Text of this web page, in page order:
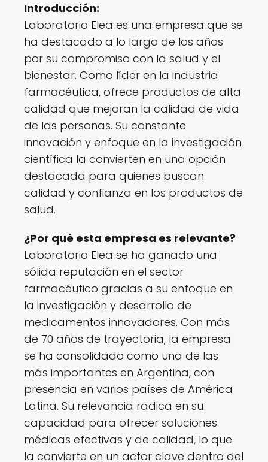
Introducción:
Laboratorio Elea es una empresa que se
ha destacado a lo largo de los años
por su compromiso con la salud y el
bienestar. Como líder en la industria
farmacéutica, ofrece productos de alta
calidad que mejoran la calidad de vida
de las personas. Su constante
innovación y enfoque en la investigación
científica la convierten en una opción
destacada para quienes buscan
calidad y confianza en los productos de
salud.
¿Por qué esta empresa es relevante?
Laboratorio Elea se ha ganado una
sólida reputación en el sector
farmacéutico gracias a su enfoque en
la investigación y desarrollo de
medicamentos innovadores. Con más
de 70 años de trayectoria, la empresa
se ha consolidado como una de las
más importantes en Argentina, con
presencia en varios países de América
Latina. Su relevancia radica en su
capacidad para ofrecer soluciones
médicas efectivas y de calidad, lo que
la convierte en un actor clave dentro del